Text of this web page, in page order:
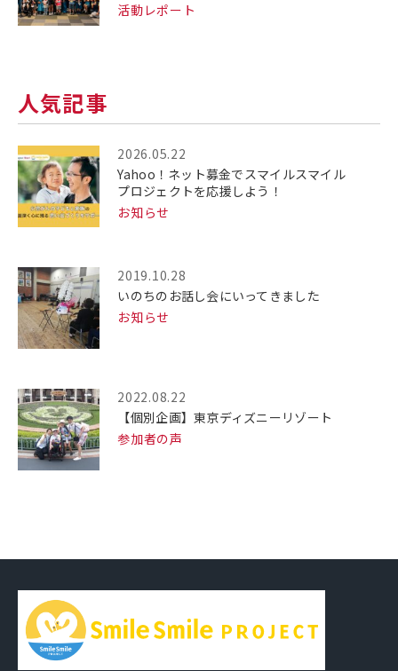
活動レポート
人気記事
2026.05.22
Yahoo！ネット募金でスマイルスマイル
プロジェクトを応援しよう！
お知らせ
2019.10.28
いのちのお話し会にいってきました
お知らせ
2022.08.22
【個別企画】東京ディズニーリゾート
参加者の声